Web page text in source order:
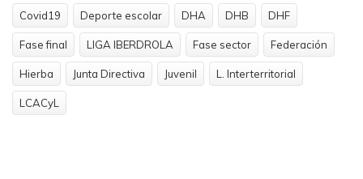
Covid19 Deporte escolar DHA DHB DHF
Fase final LIGA IBERDROLA Fase sector Federación
Hierba Junta Directiva Juvenil L. Interterritorial
LCACyL